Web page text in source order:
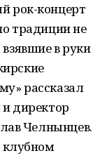
рок-концерт
традиции не
в руки
рассказал
и директор
Челнынцев.
клубном